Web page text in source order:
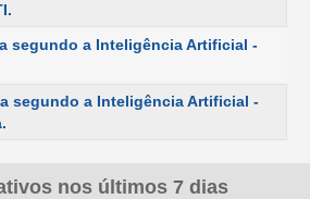
segundo a Inteligência Artificial -
segundo a Inteligência Artificial -
nos últimos 7 dias